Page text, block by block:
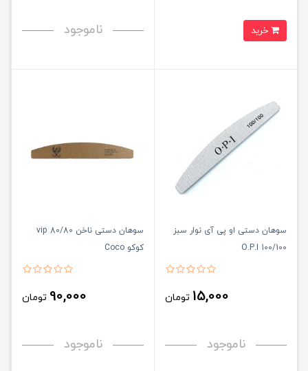
ناموجود
سوهان دستی او پی آی نوار سبز
O.P.I 100/100
15,000 تومان
ناموجود
سوهان دستی ناخن 80/80 vip
کوکو Coco
90,000 تومان
ناموجود